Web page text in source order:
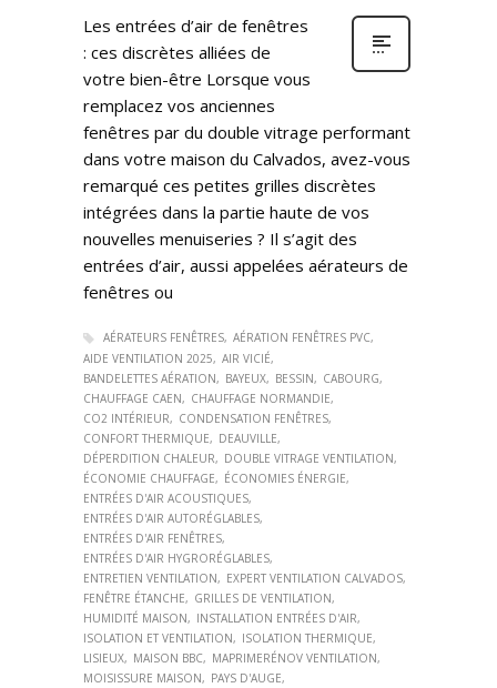
Les entrées d’air de fenêtres
: ces discrètes alliées de
votre bien-être Lorsque vous
remplacez vos anciennes
fenêtres par du double vitrage performant
dans votre maison du Calvados, avez-vous
remarqué ces petites grilles discrètes
intégrées dans la partie haute de vos
nouvelles menuiseries ? Il s’agit des
entrées d’air, aussi appelées aérateurs de
fenêtres ou
AÉRATEURS FENÊTRES AÉRATION FENÊTRES PVC
AIDE VENTILATION 2025
AIR VICIÉ
BANDELETTES AÉRATION
BAYEUX BESSIN
CABOURG
CHAUFFAGE CAEN
CHAUFFAGE NORMANDIE
CO2 INTÉRIEUR
CONDENSATION FENÊTRES
CONFORT THERMIQUE
DEAUVILLE
DÉPERDITION CHALEUR
DOUBLE VITRAGE VENTILATION
ÉCONOMIE CHAUFFAGE
ÉCONOMIES ÉNERGIE
ENTRÉES D'AIR ACOUSTIQUES
ENTRÉES D'AIR AUTORÉGLABLES
ENTRÉES D'AIR FENÊTRES
ENTRÉES D'AIR HYGRORÉGLABLES
ENTRETIEN VENTILATION
EXPERT VENTILATION CALVADOS
FENÊTRE ÉTANCHE
GRILLES DE VENTILATION
HUMIDITÉ MAISON
INSTALLATION ENTRÉES D'AIR
ISOLATION ET VENTILATION
ISOLATION THERMIQUE
LISIEUX
MAISON BBC
MAPRIMERÉNOV VENTILATION
MOISISSURE MAISON
PAYS D'AUGE